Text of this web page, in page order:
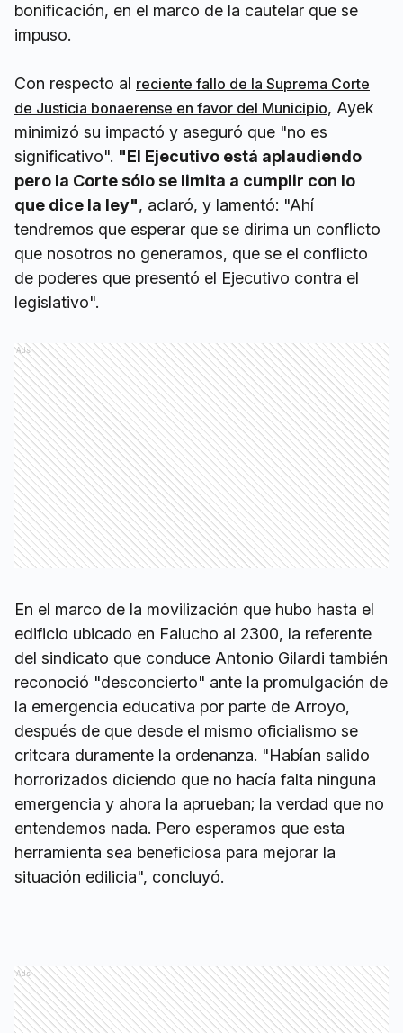
bonificación, en el marco de la cautelar que se
impuso.
Con respecto al reciente fallo de la Suprema Corte
de Justicia bonaerense en favor del Municipio, Ayek
minimizó su impactó y aseguró que "no es
significativo". "El Ejecutivo está aplaudiendo
pero la Corte sólo se limita a cumplir con lo
que dice la ley", aclaró, y lamentó: "Ahí
tendremos que esperar que se dirima un conflicto
que nosotros no generamos, que se el conflicto
de poderes que presentó el Ejecutivo contra el
legislativo".
Ads
En el marco de la movilización que hubo hasta el
edificio ubicado en Falucho al 2300, la referente
del sindicato que conduce Antonio Gilardi también
reconoció "desconcierto" ante la promulgación de
la emergencia educativa por parte de Arroyo,
después de que desde el mismo oficialismo se
critcara duramente la ordenanza. "Habían salido
horrorizados diciendo que no hacía falta ninguna
emergencia y ahora la aprueban; la verdad que no
entendemos nada. Pero esperamos que esta
herramienta sea beneficiosa para mejorar la
situación edilicia", concluyó.
Ads